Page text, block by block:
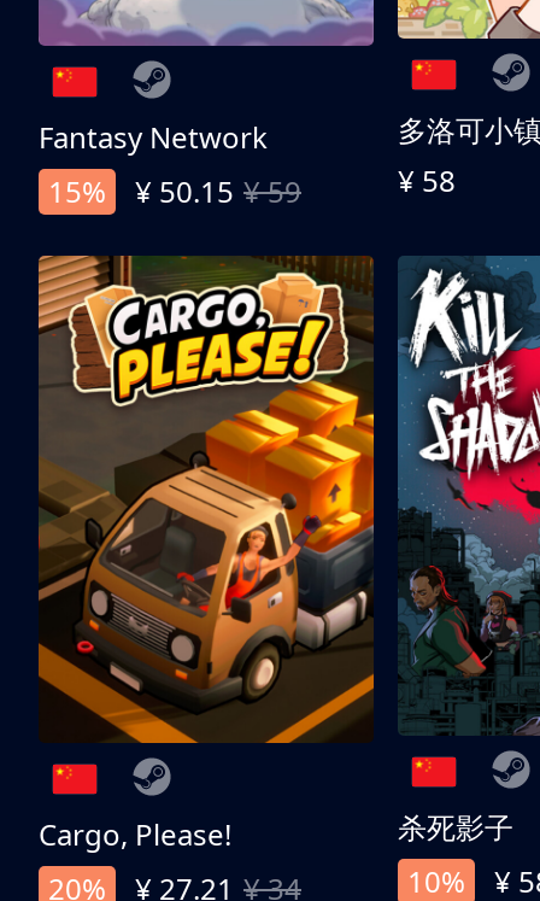
Fantasy Network
15%
¥ 50.15 ¥ 59
多洛可小
¥ 58
Cargo, Please!
20%
¥ 27.21 ¥ 34
杀死影子
10%
¥